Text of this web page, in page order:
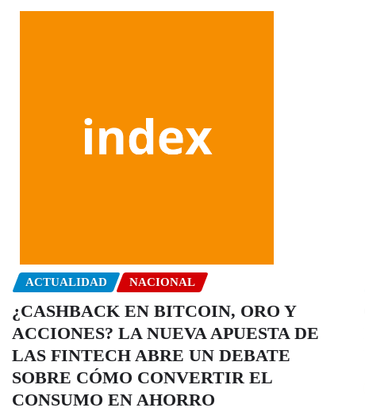
ACTUALIDAD NACIONAL
¿CASHBACK EN BITCOIN, ORO Y
ACCIONES? LA NUEVA APUESTA DE
LAS FINTECH ABRE UN DEBATE
SOBRE CÓMO CONVERTIR EL
CONSUMO EN AHORRO